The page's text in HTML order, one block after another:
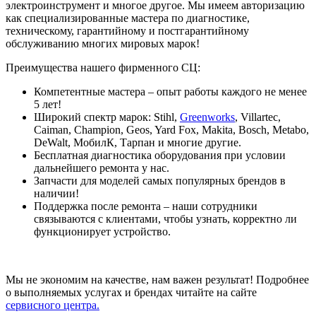
электроинструмент и многое другое. Мы имеем авторизацию
как специализированные мастера по диагностике,
техническому, гарантийному и постгарантийному
обслуживанию многих мировых марок!
Преимущества нашего фирменного СЦ:
Компетентные мастера – опыт работы каждого не менее
5 лет!
Широкий спектр марок: Stihl, Greenworks, Villartec,
Caiman, Champion, Geos, Yard Fox, Makita, Bosch, Metabo,
DeWalt, МобилК, Тарпан и многие другие.
Бесплатная диагностика оборудования при условии
дальнейшего ремонта у нас.
Запчасти для моделей самых популярных брендов в
наличии!
Поддержка после ремонта – наши сотрудники
связываются с клиентами, чтобы узнать, корректно ли
функционирует устройство.
Мы не экономим на качестве, нам важен результат! Подробнее
о выполняемых услугах и брендах читайте на сайте
сервисного центра.